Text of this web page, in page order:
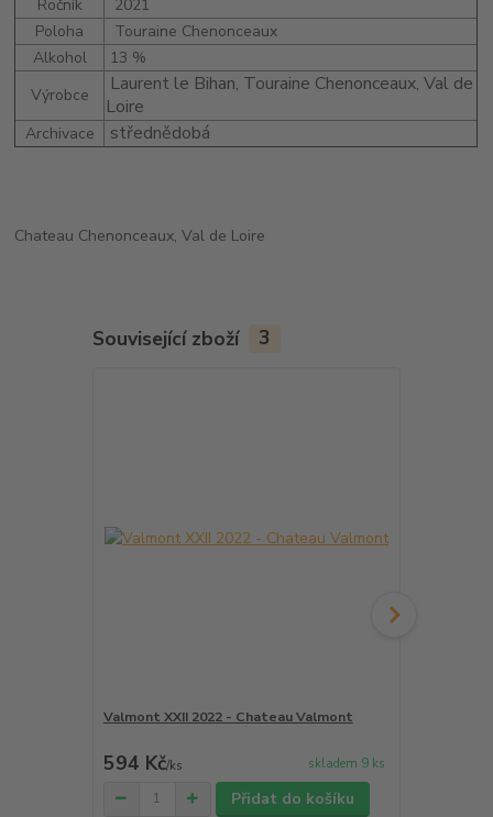
Ročník
2021
Poloha
Touraine Chenonceaux
Alkohol
13 %
Výrobce
Laurent le Bihan, Touraine Chenonceaux, Val de
Loire
Archivace střednědobá
Chateau Chenonceaux, Val de Loire
Související zboží 3
Valmont XXII 2022 - Chateau Valmont
594 Kč/ks skladem 9 ks
Přidat do košíku